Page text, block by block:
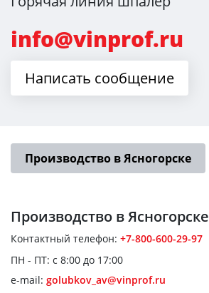
info@vinprof.ru
Написать сообщение
Производство в Ясногорске
Производство в Ясногорске
Контактный телефон: +7-800-600-29-97
ПН - ПТ: с 8:00 до 17:00
e-mail: golubkov_av@vinprof.ru